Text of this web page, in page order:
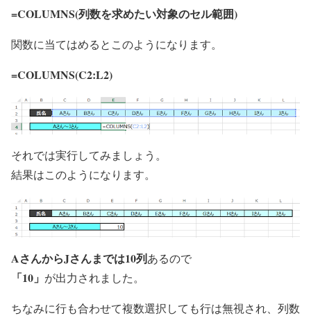
=COLUMNS(列数を求めたい対象のセル範囲)
関数に当てはめるとこのようになります。
=COLUMNS(C2:L2)
それでは実行してみましょう。
結果はこのようになります。
AさんからJさんまでは10列あるので
「10」 が出力されました。
ちなみに行も合わせて複数選択しても行は無視され、列数